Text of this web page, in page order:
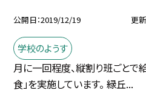
公開日 2019/12/19 更
学校のようす
月に一回程度、縦割り班ごとで
食」を実施しています。 緑丘...